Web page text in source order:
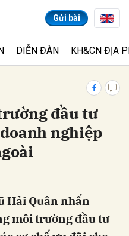
Gửi bài
DIỄN ĐÀN KH&CN ĐỊA
đầu tư
nghiệp
Hải Quân nhấn
môi trường đầu tư
Hủy Gửi